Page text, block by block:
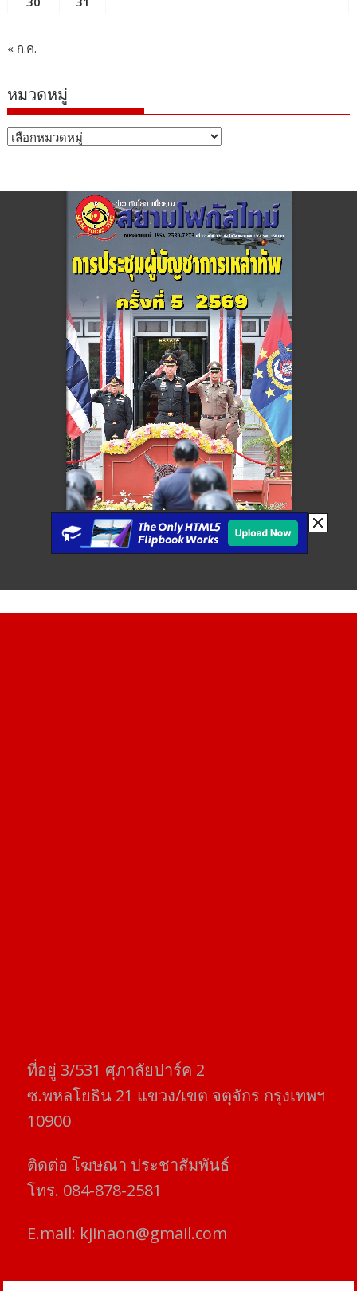
« ก.ค.
หมวดหมู่
หมวด
ที่อยู่​ 3/531​ ศุภาลัยปาร์ค​ 2
ซ.พหลโยธิน​ 21​ แขวง/เขต​ จตุจักร​ กรุงเทพฯ
10900
ติดต่อ​ โฆษณา​ ประชาสัมพันธ์
โทร​. 084-878-2581
E.mail: kjinaon@gmail.com